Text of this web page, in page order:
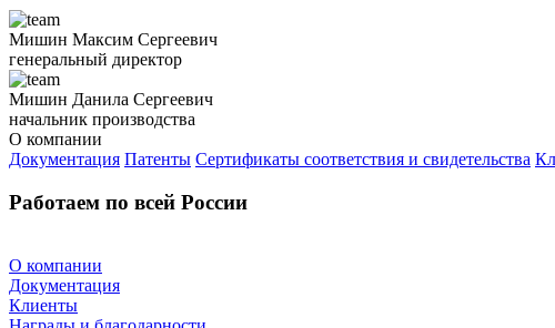
Мишин Максим Сергеевич
генеральный директор
Мишин Данила Сергеевич
начальник производства
О компании
Документация Патенты Сертификаты соответствия и свидетельства
Работаем по всей России
О компании
Документация
Клиенты